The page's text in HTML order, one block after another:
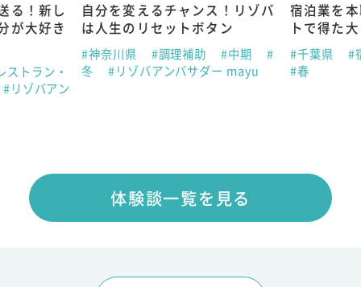
る！新し
が大好き
ストラン・
#リゾバアン
自分を変えるチャンス！リゾバ
は人生のリセットボタン
#神奈川県 #調理補助 #中期
#
冬
#リゾバアンバサダー mayu
宿泊業を
トで得た
#千葉県
#
#春
体験談一覧を見る